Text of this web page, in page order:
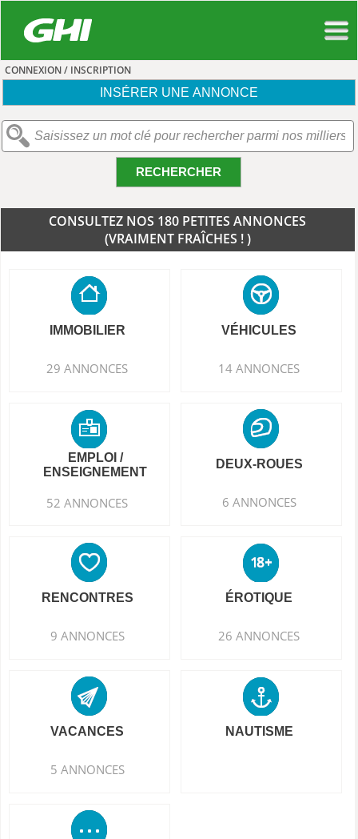
CONNEXION / INSCRIPTION
CONSULTEZ NOS 180 PETITES ANNONCES
(VRAIMENT FRAÎCHES ! )
IMMOBILIER
29 ANNONCES
VÉHICULES
14 ANNONCES
EMPLOI /
ENSEIGNEMENT
52 ANNONCES
DEUX-ROUES
6 ANNONCES
RENCONTRES
9 ANNONCES
ÉROTIQUE
26 ANNONCES
VACANCES
5 ANNONCES
NAUTISME
INSÉRER UNE ANNONCE
RECHERCHER